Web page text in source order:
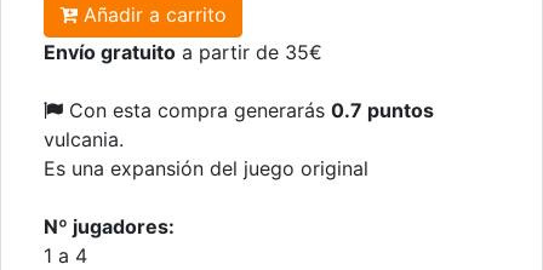
Añadir a carrito
Envío gratuito a partir de 35€
Con esta compra generarás 0.7 puntos
vulcania.
Es una expansión del juego original
Nº jugadores:
1 a 4